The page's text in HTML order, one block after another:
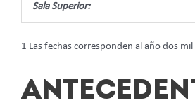
Sala Superior:
1 Las fechas corresponden al año dos